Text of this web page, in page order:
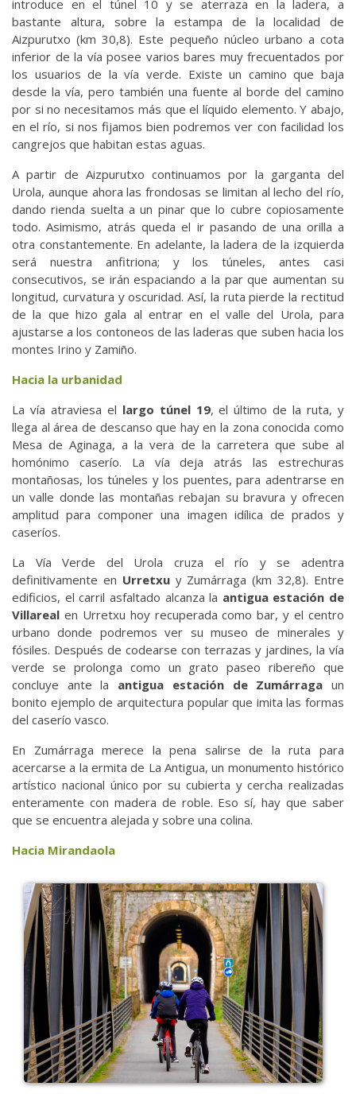
introduce en el túnel 10 y se aterraza en la ladera, a
bastante altura, sobre la estampa de la localidad de
Aizpurutxo (km 30,8). Este pequeño núcleo urbano a cota
inferior de la vía posee varios bares muy frecuentados por
los usuarios de la vía verde. Existe un camino que baja
desde la vía, pero también una fuente al borde del camino
por si no necesitamos más que el líquido elemento. Y abajo,
en el río, si nos fijamos bien podremos ver con facilidad los
cangrejos que habitan estas aguas.
A partir de Aizpurutxo continuamos por la garganta del
Urola, aunque ahora las frondosas se limitan al lecho del río,
dando rienda suelta a un pinar que lo cubre copiosamente
todo. Asimismo, atrás queda el ir pasando de una orilla a
otra constantemente. En adelante, la ladera de la izquierda
será nuestra anfitriona; y los túneles, antes casi
consecutivos, se irán espaciando a la par que aumentan su
longitud, curvatura y oscuridad. Así, la ruta pierde la rectitud
de la que hizo gala al entrar en el valle del Urola, para
ajustarse a los contoneos de las laderas que suben hacia los
montes Irino y Zamiño.
Hacia la urbanidad
La vía atraviesa el largo túnel 19, el último de la ruta, y
llega al área de descanso que hay en la zona conocida como
Mesa de Aginaga, a la vera de la carretera que sube al
homónimo caserío. La vía deja atrás las estrechuras
montañosas, los túneles y los puentes, para adentrarse en
un valle donde las montañas rebajan su bravura y ofrecen
amplitud para componer una imagen idílica de prados y
caseríos.
La Vía Verde del Urola cruza el río y se adentra
definitivamente en Urretxu y Zumárraga (km 32,8). Entre
edificios, el carril asfaltado alcanza la antigua estación de
Villareal en Urretxu hoy recuperada como bar, y el centro
urbano donde podremos ver su museo de minerales y
fósiles. Después de codearse con terrazas y jardines, la vía
verde se prolonga como un grato paseo ribereño que
concluye ante la antigua estación de Zumárraga un
bonito ejemplo de arquitectura popular que imita las formas
del caserío vasco.
En Zumárraga merece la pena salirse de la ruta para
acercarse a la ermita de La Antigua, un monumento histórico
artístico nacional único por su cubierta y cercha realizadas
enteramente con madera de roble. Eso sí, hay que saber
que se encuentra alejada y sobre una colina.
Hacia Mirandaola